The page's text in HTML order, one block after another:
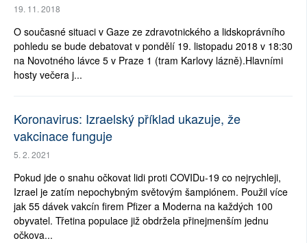
19. 11. 2018
O současné situaci v Gaze ze zdravotnického a lidskoprávního
pohledu se bude debatovat v pondělí 19. listopadu 2018 v 18:30
na Novotného lávce 5 v Praze 1 (tram Karlovy lázně).Hlavními
hosty večera j...
Koronavirus: Izraelský příklad ukazuje, že
vakcinace funguje
5. 2. 2021
Pokud jde o snahu očkovat lidi proti COVIDu-19 co nejrychleji,
Izrael je zatím nepochybným světovým šampiónem. Použil více
jak 55 dávek vakcín firem Pfizer a Moderna na každých 100
obyvatel. Třetina populace již obdržela přinejmenším jednu
očkova...